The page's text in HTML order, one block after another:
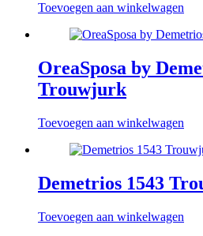
Toevoegen aan winkelwagen
OreaSposa by
Trouwjurk
Toevoegen aan winkelwagen
Demetrios 1543
Toevoegen aan winkelwagen